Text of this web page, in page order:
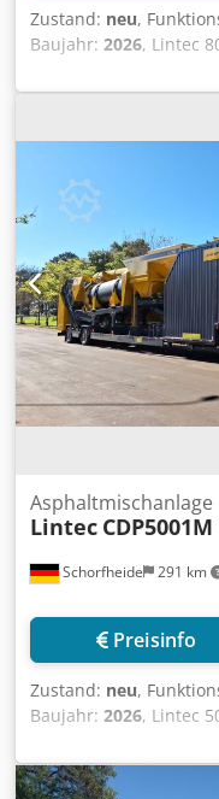
Zustand: neu,
Baujahr: 2026, Lintec
Dcjdpfjylqfajx Antjk -
Kaltzuführung: 3 x 6
Schleppförderer zum
Trockensystem mit
beheizter Schrank
Innenbeschichtung,
Software und
l (40.000 l Bitumen /
erhältlich
Schorfheide 291 km
Asphaltmischanlage
Lintec
Preisinfo
Zustand: neu,
Baujahr: 2026, Lintec
Dcsdpfx Aoylqdisntsk
Garantie: 1 Jahr